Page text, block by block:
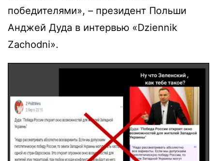
победителями», – президент Польши
Анджей Дуда в интервью «Dziennik
Zachodni».